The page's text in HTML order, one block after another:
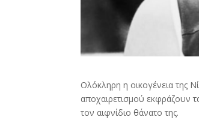
Ολόκληρη η οικογένεια της
αποχαιρετισμού εκφράζουν
τον αιφνίδιο θάνατο της.